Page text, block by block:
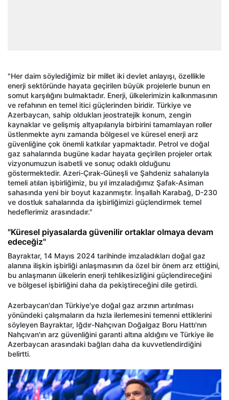
"Her daim söylediğimiz bir millet iki devlet anlayışı, özellikle
enerji sektöründe hayata geçirilen büyük projelerle bunun en
somut karşılığını bulmaktadır. Enerji, ülkelerimizin kalkınmasının
ve refahının en temel itici güçlerinden biridir. Türkiye ve
Azerbaycan, sahip oldukları jeostratejik konum, zengin
kaynaklar ve gelişmiş altyapılarıyla birbirini tamamlayan roller
üstlenmekte aynı zamanda bölgesel ve küresel enerji arz
güvenliğine çok önemli katkılar yapmaktadır. Petrol ve doğal
gaz sahalarında bugüne kadar hayata geçirilen projeler ortak
vizyonumuzun isabetli ve sonuç odaklı olduğunu
göstermektedir. Azeri-Çırak-Güneşli ve Şahdeniz sahalarıyla
temeli atılan işbirliğimiz, bu yıl imzaladığımız Şafak-Asiman
sahasında yeni bir boyut kazanmıştır. İnşallah Karabağ, D-230
ve dostluk sahalarında da işbirliğimizi güçlendirmek temel
hedeflerimiz arasındadır."
"Küresel piyasalarda güvenilir ortaklar olmaya devam
edeceğiz"
Bayraktar, 14 Mayıs 2024 tarihinde imzaladıkları doğal gaz
alanına ilişkin işbirliği anlaşmasının da özel bir önem arz ettiğini,
bu anlaşmanın ülkelerin enerji tehlikesizliğini güçlendireceğini
ve bölgesel işbirliğini daha da pekiştireceğini dile getirdi.
Azerbaycan'dan Türkiye'ye doğal gaz arzının artırılması
yönündeki çalışmaların da hızla ilerlemesini temenni ettiklerini
söyleyen Bayraktar, Iğdır-Nahçıvan Doğalgaz Boru Hattı'nın
Nahçıvan'ın arz güvenliğini garanti altına aldığını ve Türkiye ile
Azerbaycan arasındaki bağları daha da kuvvetlendirdiğini
belirtti.